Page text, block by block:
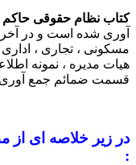
کتاب نظام حقوقی حاکم
آوری شده است و در آخر
مسکونی ، تجاری ،
هیات مدیره ، نمونه
قسمت ضمائم جمع
در زیر خلاصه ای
: